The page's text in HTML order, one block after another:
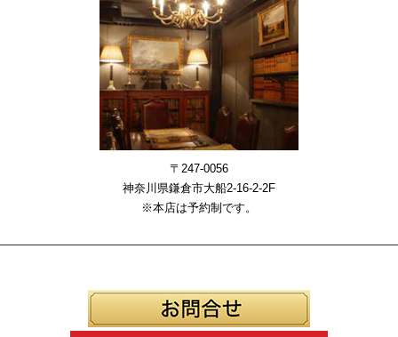
〒247-0056
神奈川県鎌倉市大船2-16-2-2F
※本店は予約制です。